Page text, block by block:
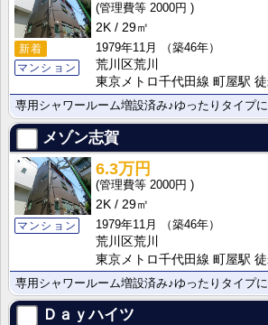
新着
マンション
2000円
2K
29㎡
1979年11月
（築46年）
荒川区荒川
東京メトロ千代田線 町屋駅
メゾン志賀
マンション
6.3万円
2000円
2K
29㎡
1979年11月
（築46年）
荒川区荒川
東京メトロ千代田線 町屋駅
Ｄａｙハイツ